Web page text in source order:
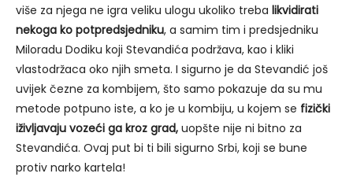
više za njega ne igra veliku ulogu ukoliko treba likvidirati
nekoga ko potpredsjedniku, a samim tim i predsjedniku
Miloradu Dodiku koji Stevandića podržava, kao i kliki
vlastodržaca oko njih smeta. I sigurno je da Stevandić još
uvijek čezne za kombijem, što samo pokazuje da su mu
metode potpuno iste, a ko je u kombiju, u kojem se fizički
iživljavaju vozeći ga kroz grad, uopšte nije ni bitno za
Stevandića. Ovaj put bi ti bili sigurno Srbi, koji se bune
protiv narko kartela!